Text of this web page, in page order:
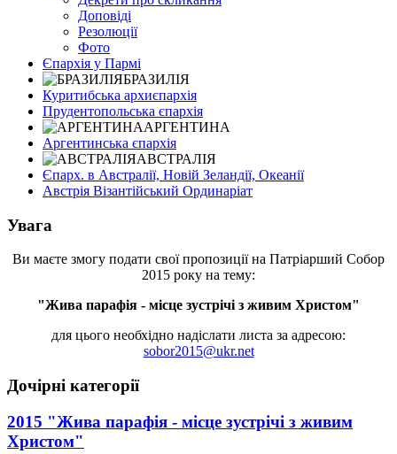
Доповіді
Резолюції
Фото
Єпархія у Пармі
БРАЗИЛІЯ
Куритибська архиєпархія
Прудентопольська єпархія
АРГЕНТИНА
Аргентинська єпархія
АВСТРАЛІЯ
Єпарх. в Австралії, Новій Зеландії, Океанії
Австрія Візантійський Ординаріат
Увага
Ви маєте змогу подати свої пропозиції на Патріарший Собор
2015 року на тему:
"Жива парафія - місце зустрічі з живим Христом"
для цього необхідно надіслати листа за адресою:
sobor2015@ukr.net
Дочірні категорії
2015 "Жива парафія - місце зустрічі з живим
Христом"